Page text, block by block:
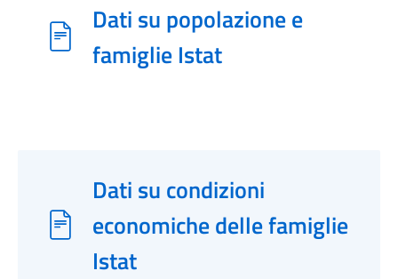
Dati su popolazione e
famiglie Istat
Dati su condizioni
economiche delle famiglie
Istat